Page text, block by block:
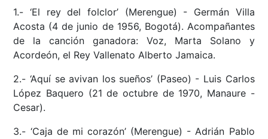
1.- ‘El rey del folclor’ (Merengue) - Germán Villa
Acosta (4 de junio de 1956, Bogotá). Acompañantes
de la canción ganadora: Voz, Marta Solano y
Acordeón, el Rey Vallenato Alberto Jamaica.
2.- ‘Aquí se avivan los sueños’ (Paseo) - Luis Carlos
López Baquero (21 de octubre de 1970, Manaure -
Cesar).
3.- ‘Caja de mi corazón’ (Merengue) - Adrián Pablo